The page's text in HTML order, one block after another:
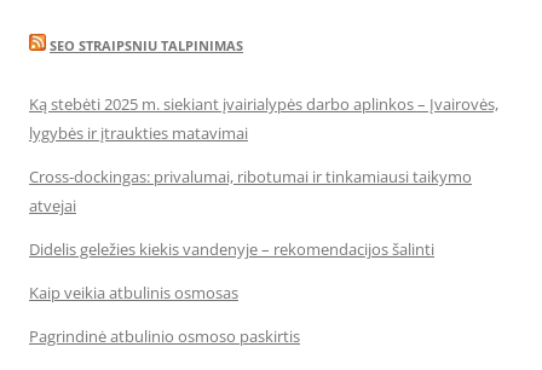
SEO STRAIPSNIU TALPINIMAS
Ką stebėti 2025 m. siekiant įvairialypės darbo aplinkos – Įvairovės,
lygybės ir įtraukties matavimai
Cross-dockingas: privalumai, ribotumai ir tinkamiausi taikymo
atvejai
Didelis geležies kiekis vandenyje – rekomendacijos šalinti
Kaip veikia atbulinis osmosas
Pagrindinė atbulinio osmoso paskirtis